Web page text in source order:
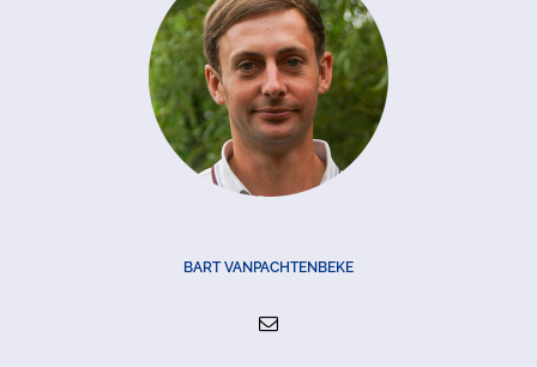
BART VANPACHTENBEKE